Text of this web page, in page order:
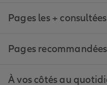
Pages les + consultées
Pages recommandées
À vos côtés au